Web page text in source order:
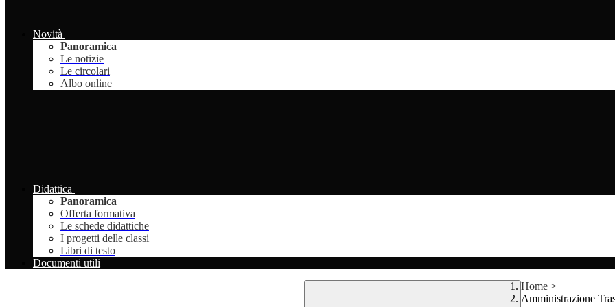
Novità
Panoramica
Le notizie
Le circolari
Albo online
Didattica
Panoramica
Offerta formativa
Le schede didattiche
I progetti delle classi
Libri di testo
Documenti utili
Home >
Amministrazione